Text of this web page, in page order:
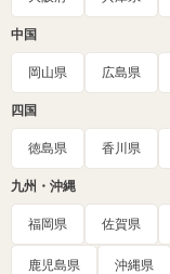
中国
岡山県 広島県
四国
徳島県 香川県
九州・沖縄
福岡県 佐賀県
鹿児島県 沖縄県